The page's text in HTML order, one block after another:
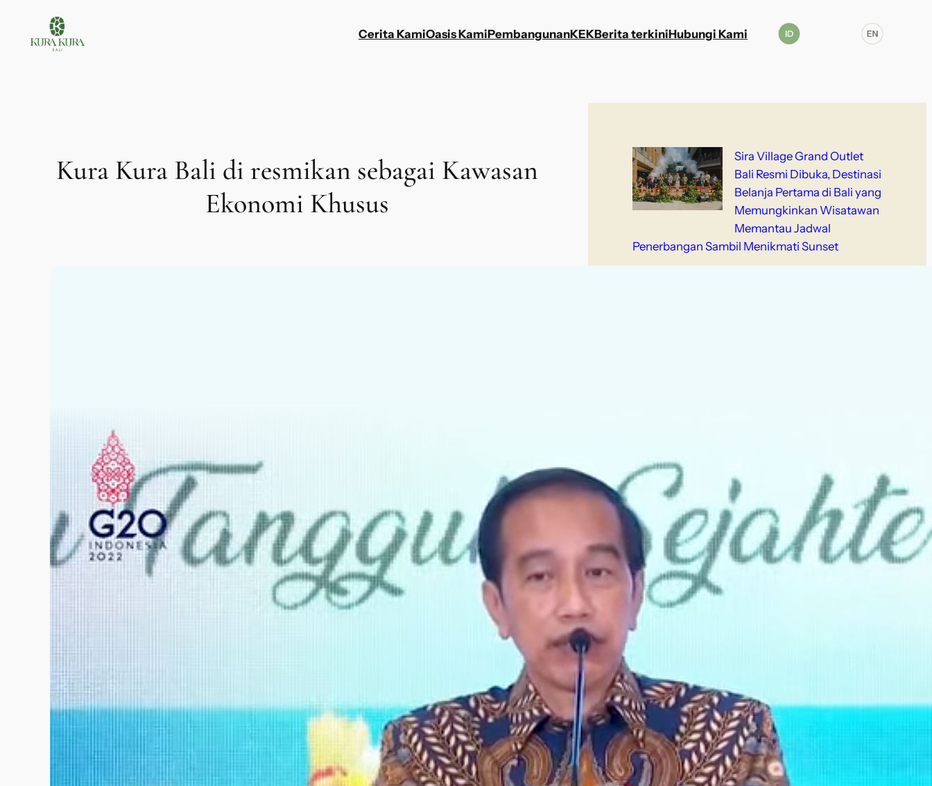
konten
Cerita KamiOasis KamiPembangunanKEKBerita terkiniHubungi Kami
Kura Kura Bali di resmikan sebagai Kawasan
Ekonomi Khusus
Sira Village Grand Outlet
Bali Resmi Dibuka, Destinasi
Belanja Pertama di Bali yang
Memungkinkan Wisatawan
Memantau Jadwal
Penerbangan Sambil Menikmati Sunset
Kawasan Pabean Hadir di
KEK Kura Kura Bali
Mitsubishi Estate Hadirkan
Konsep Island Shopping di
Bali, Bidik Kehadiran 100